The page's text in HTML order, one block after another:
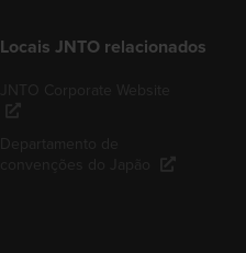
Locais JNTO relacionados